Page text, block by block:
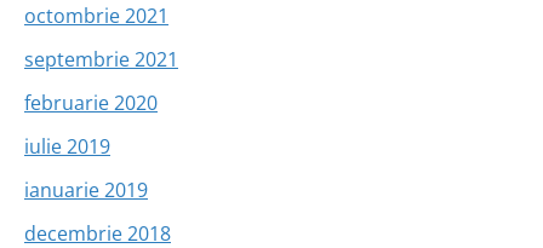
octombrie 2021
septembrie 2021
februarie 2020
iulie 2019
ianuarie 2019
decembrie 2018